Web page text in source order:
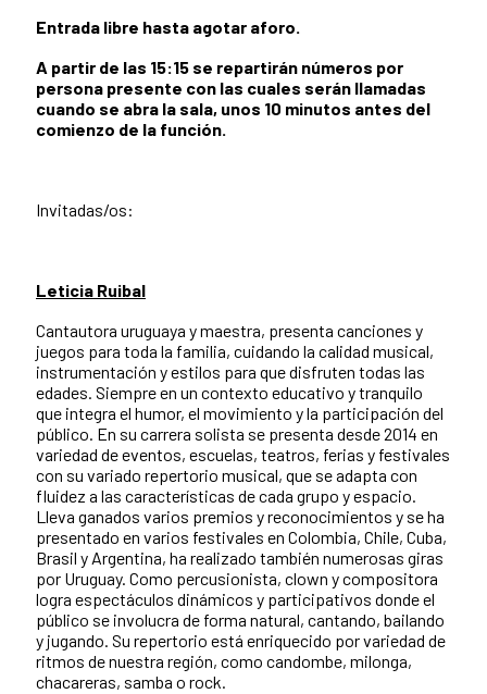
Entrada libre hasta agotar aforo.
A partir de las 15:15 se repartirán números por
persona presente con las cuales serán llamadas
cuando se abra la sala, unos 10 minutos antes del
comienzo de la función.
Invitadas/os:
Leticia Ruibal
Cantautora uruguaya y maestra, presenta canciones y
juegos para toda la familia, cuidando la calidad musical,
instrumentación y estilos para que disfruten todas las
edades. Siempre en un contexto educativo y tranquilo
que integra el humor, el movimiento y la participación del
público. En su carrera solista se presenta desde 2014 en
variedad de eventos, escuelas, teatros, ferias y festivales
con su variado repertorio musical, que se adapta con
fluidez a las características de cada grupo y espacio.
Lleva ganados varios premios y reconocimientos y se ha
presentado en varios festivales en Colombia, Chile, Cuba,
Brasil y Argentina, ha realizado también numerosas giras
por Uruguay. Como percusionista, clown y compositora
logra espectáculos dinámicos y participativos donde el
público se involucra de forma natural, cantando, bailando
y jugando. Su repertorio está enriquecido por variedad de
ritmos de nuestra región, como candombe, milonga,
chacareras, samba o rock.